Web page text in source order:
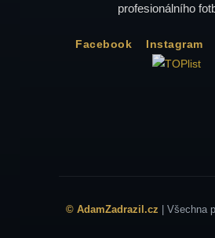
profesionálního
Facebook Instagram
© AdamZadrazil.cz | Všechna